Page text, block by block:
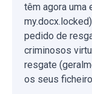
têm agora uma
pedido de
criminosos
resgate
os seus